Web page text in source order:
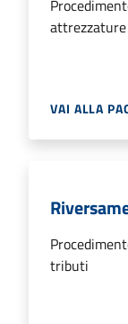
VAI ALLA
tributi